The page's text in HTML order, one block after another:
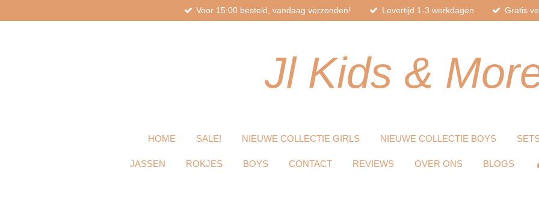
direct
Voor 15:00 besteld, vandaag verzonden! Levertijd 1-3 werkdagen Gratis
JlKids &
HOME SALE! NIEUWE COLLECTIE GIRLS NIEUWE COLLECTIE BOYS
JASSEN ROKJES BOYS CONTACT REVIEWS OVER ONS BLOGS